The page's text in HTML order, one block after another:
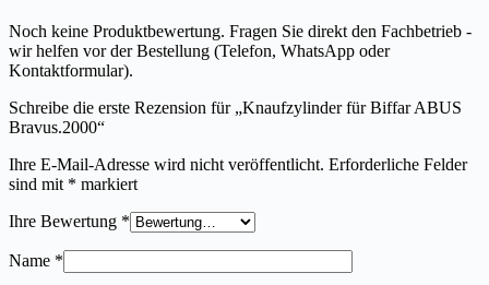
Noch keine Produktbewertung. Fragen Sie direkt den Fachbetrieb -
wir helfen vor der Bestellung (Telefon, WhatsApp oder
Kontaktformular).
Schreibe die erste Rezension für „Knaufzylinder für Biffar ABUS
Bravus.2000“
Ihre E-Mail-Adresse wird nicht veröffentlicht. Erforderliche Felder
sind mit * markiert
Ihre Bewertung *
Name *